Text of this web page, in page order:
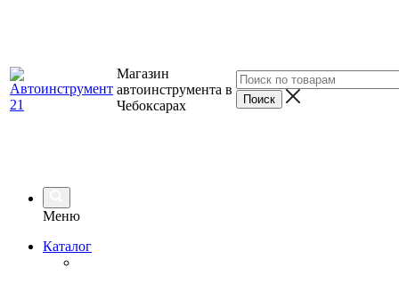
Магазин
автоинструмента в
Чебоксарах
Меню
Каталог